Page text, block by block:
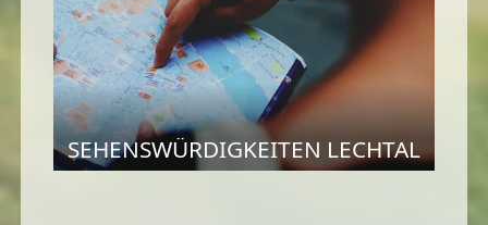
SEHENSWÜRDIGKEITEN LECHTAL